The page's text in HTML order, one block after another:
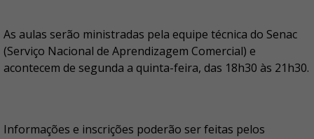
As aulas serão ministradas pela equipe técnica do Senac
(Serviço Nacional de Aprendizagem Comercial) e
acontecem de segunda a quinta-feira, das 18h30 às 21h30.
Informações e inscrições poderão ser feitas pelos